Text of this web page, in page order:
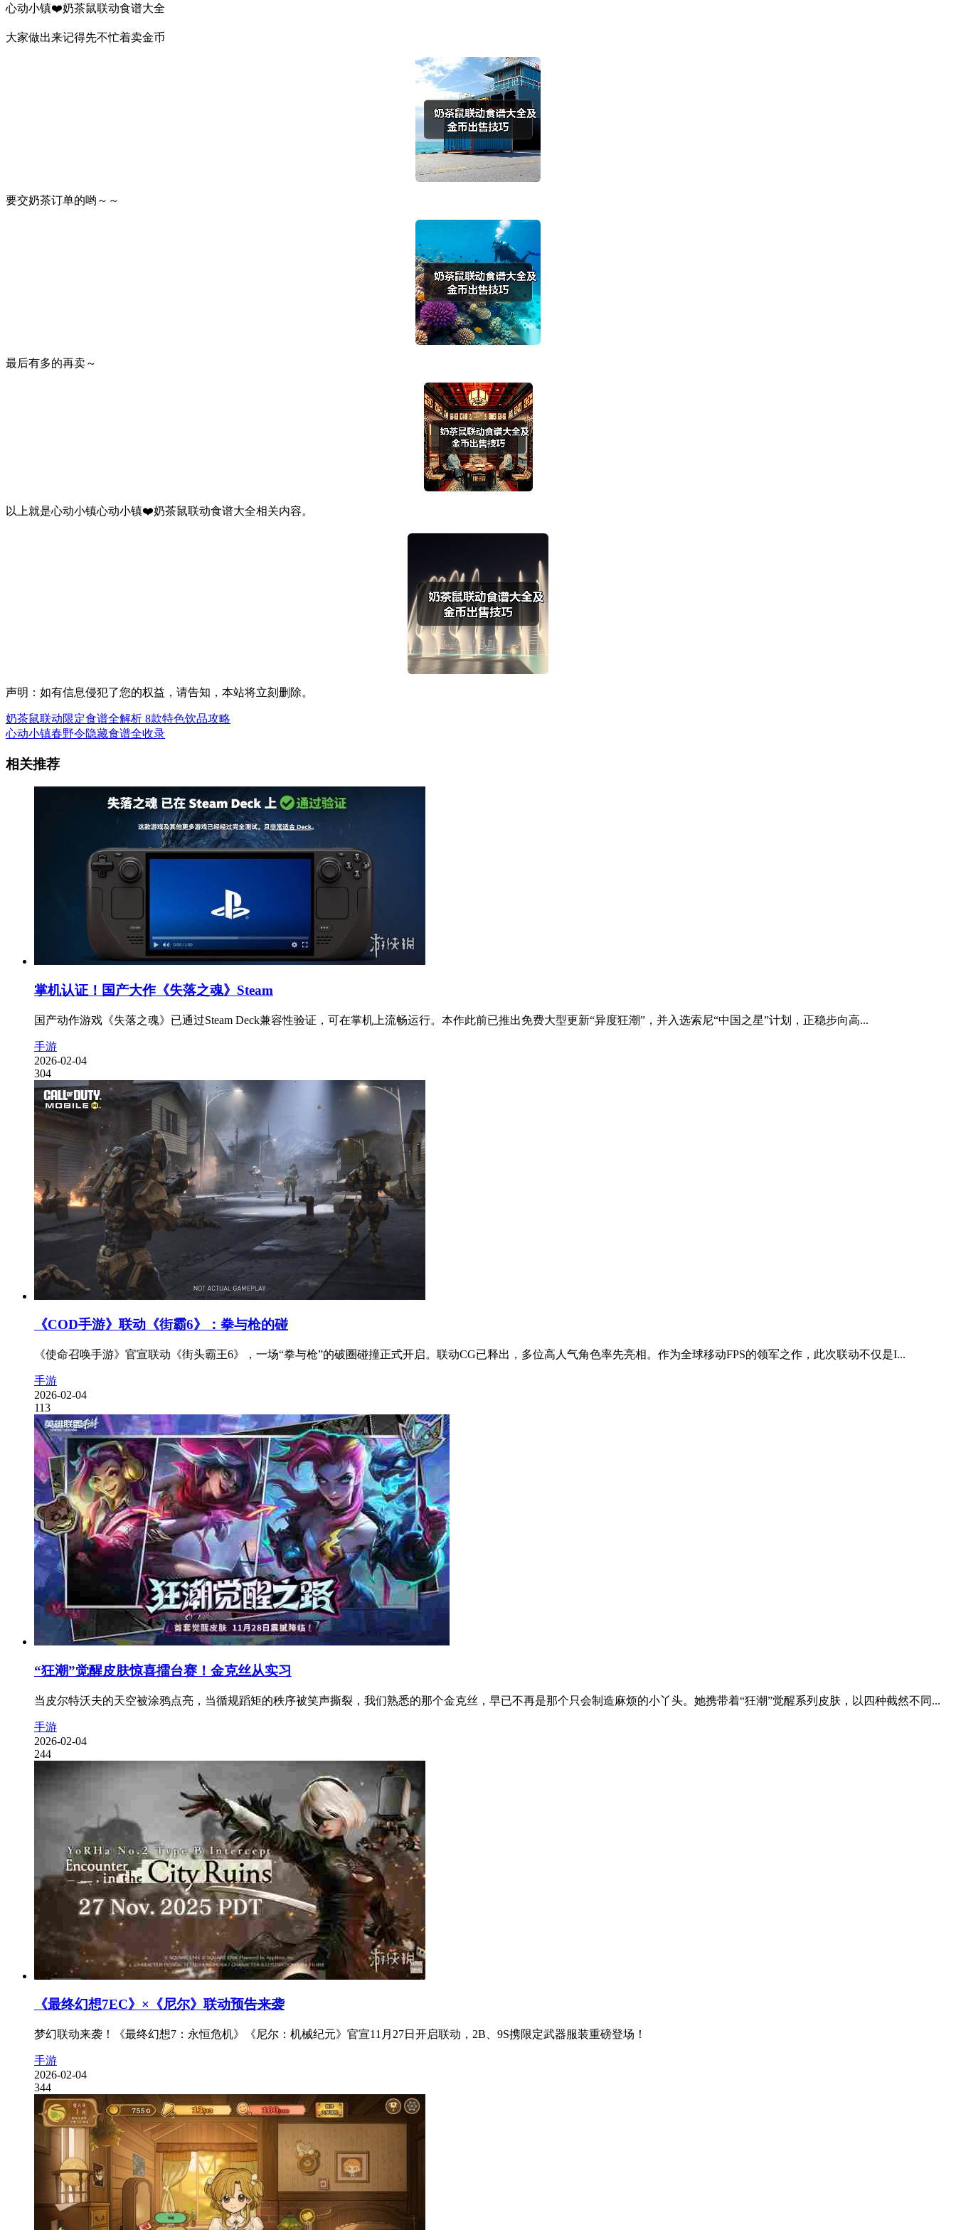
心动小镇❤️奶茶鼠联动食谱大全
大家做出来记得先不忙着卖金币
要交奶茶订单的哟～～
最后有多的再卖～
以上就是心动小镇心动小镇❤️奶茶鼠联动食谱大全相关内容。
声明：如有信息侵犯了您的权益，请告知，本站将立刻删除。
奶茶鼠联动限定食谱全解析 8款特色饮品攻略
心动小镇春野令隐藏食谱全收录
相关推荐
掌机认证！国产大作《失落之魂》Steam
国产动作游戏《失落之魂》已通过Steam Deck兼容性验证，可在掌机上流畅运行。本作此前已推出免费大型更新“异度狂潮”，并入选索尼“中国之星”计划，正稳步向高...
手游
2026-02-04
304
《COD手游》联动《街霸6》：拳与枪的碰
《使命召唤手游》官宣联动《街头霸王6》，一场“拳与枪”的破圈碰撞正式开启。联动CG已释出，多位高人气角色率先亮相。作为全球移动FPS的领军之作，此次联动不仅是I...
手游
2026-02-04
113
“狂潮”觉醒皮肤惊喜擂台赛！金克丝从实习
当皮尔特沃夫的天空被涂鸦点亮，当循规蹈矩的秩序被笑声撕裂，我们熟悉的那个金克丝，早已不再是那个只会制造麻烦的小丫头。她携带着“狂潮”觉醒系列皮肤，以四种截然不同...
手游
2026-02-04
244
《最终幻想7EC》×《尼尔》联动预告来袭
梦幻联动来袭！《最终幻想7：永恒危机》《尼尔：机械纪元》官宣11月27日开启联动，2B、9S携限定武器服装重磅登场！
手游
2026-02-04
344